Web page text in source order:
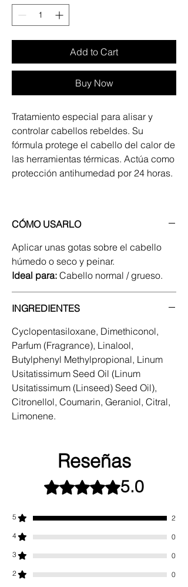
Add to Cart
Buy Now
Tratamiento especial para alisar y
controlar cabellos rebeldes. Su
fórmula protege el cabello del calor de
las herramientas térmicas. Actúa como
protección antihumedad por 24 horas.
CÓMO USARLO
Aplicar unas gotas sobre el cabello
húmedo o seco y peinar.
Ideal para: Cabello normal / grueso.
INGREDIENTES
Cyclopentasiloxane, Dimethiconol,
Parfum (Fragrance), Linalool,
Butylphenyl Methylpropional, Linum
Usitatissimum Seed Oil (Linum
Usitatissimum (Linseed) Seed Oil),
Citronellol, Coumarin, Geraniol, Citral,
Limonene.
Reseñas
Obtuvo 5 de 5 estrellas.
5.0
5
2
4
0
3
0
2
0